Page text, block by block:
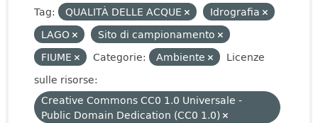
Tag: QUALITÀ DELLE ACQUE
Idrografia
LAGO
Sito di campionamento
FIUME
Categorie: Ambiente
Licenze
sulle risorse:
Creative Commons CC0 1.0 Universale -
Public Domain Dedication (CC0 1.0)